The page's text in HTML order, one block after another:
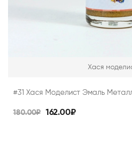
Хася
#31 Хася Моделист Эмаль
180.00₽ 162.00₽